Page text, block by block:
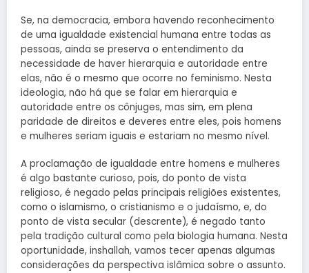
Se, na democracia, embora havendo reconhecimento
de uma igualdade existencial humana entre todas as
pessoas, ainda se preserva o entendimento da
necessidade de haver hierarquia e autoridade entre
elas, não é o mesmo que ocorre no feminismo. Nesta
ideologia, não há que se falar em hierarquia e
autoridade entre os cônjuges, mas sim, em plena
paridade de direitos e deveres entre eles, pois homens
e mulheres seriam iguais e estariam no mesmo nível.
A proclamação de igualdade entre homens e mulheres
é algo bastante curioso, pois, do ponto de vista
religioso, é negado pelas principais religiões existentes,
como o islamismo, o cristianismo e o judaísmo, e, do
ponto de vista secular (descrente), é negado tanto
pela tradição cultural como pela biologia humana. Nesta
oportunidade, inshallah, vamos tecer apenas algumas
considerações da perspectiva islâmica sobre o assunto.